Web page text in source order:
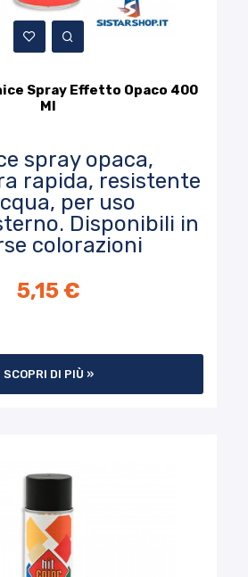
Spray Effetto Opaco 400
Ml
spray opaca,
rapida, resistente
per uso
Disponibili in
colorazioni
5,15 €
SCOPRI DI PIÙ »